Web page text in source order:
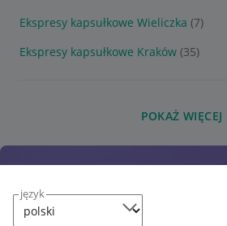
język
Ekspresy kapsułkowe Wieliczka (7)
Ekspresy kapsułkowe Kraków (35)
POKAŻ WIĘCEJ